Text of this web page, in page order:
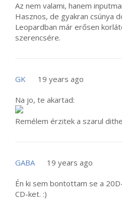
Az nem valami, hanem
Hasznos, de gyakran csúnya
Leopardban már erősen
szerencsére.
GK 19 years ago
Na jo, te akartad:
Remélem érzitek a szarul
GABA 19 years ago
Én ki sem bontottam se a
CD-ket. :)